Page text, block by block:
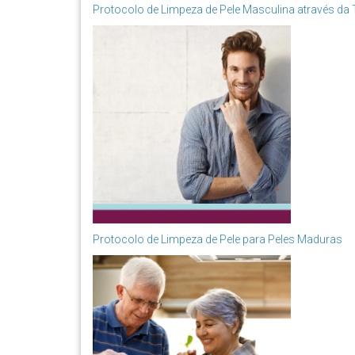
Protocolo de Limpeza de Pele Masculina através da
Protocolo de Limpeza de Pele para Peles Maduras